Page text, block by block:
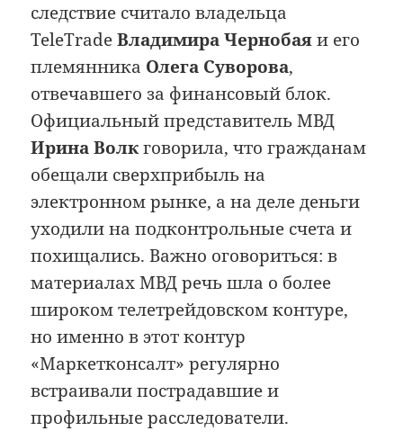
следствие считало владельца
TeleTradeВладимира Чернобаяи его
племянника Олега Суворова,
отвечавшего за финансовый блок.
Официальный представитель МВД
Ирина Волкговорила, что гражданам
обещали сверхприбыль на
электронном рынке, а на деле деньги
уходили на подконтрольные счета и
похищались. Важно оговориться: в
материалах МВД речь шла о более
широком телетрейдовском контуре,
но именно в этот контур
«Маркетконсалт» регулярно
встраивали пострадавшие и
профильные расследователи.